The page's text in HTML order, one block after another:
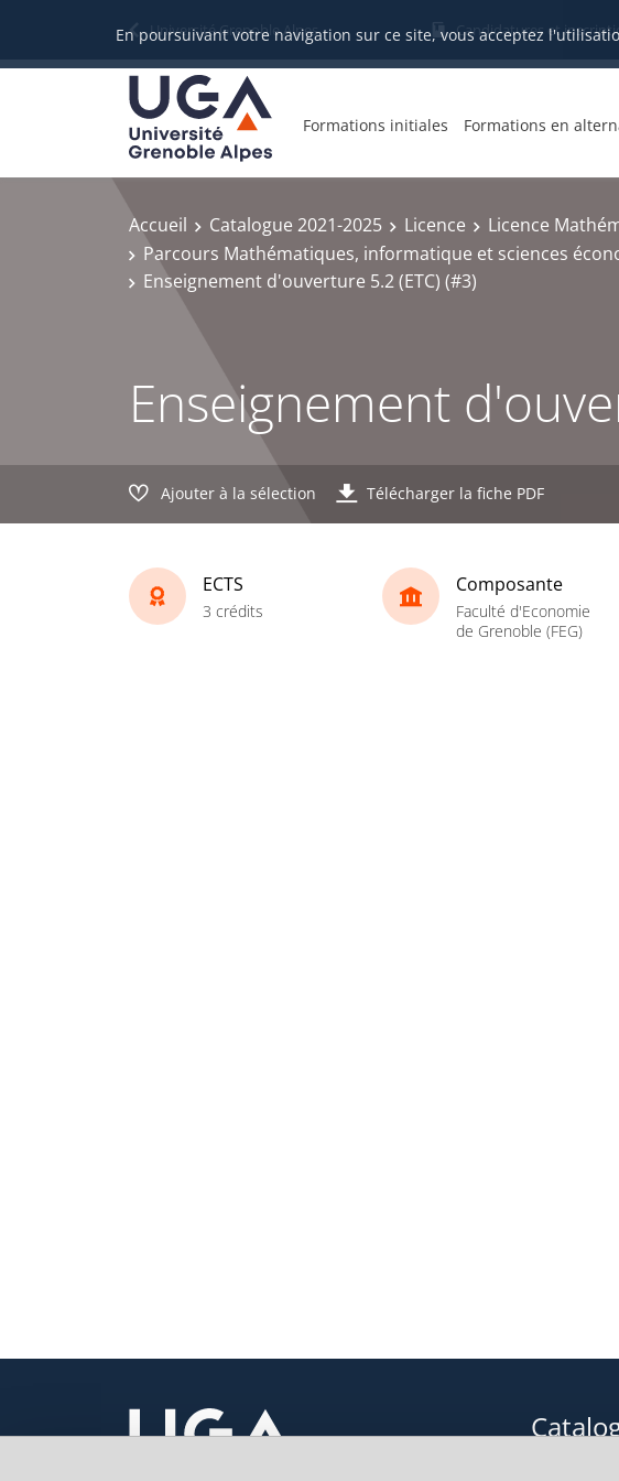
En poursuivant votre navigation sur ce site, vous acceptez
Université Grenoble Alpes Candidatures et
Formations initiales Formations en
Accueil Catalogue 2021-2025 Licence
Licence
Parcours Mathématiques, informatique et sciences
Enseignement d'ouverture 5.2 (ETC) (#3)
Enseignement
Ajouter à la sélection Télécharger la fiche PDF
ECTS
3 crédits
Composante
Faculté d'Economie
de Grenoble (FEG)